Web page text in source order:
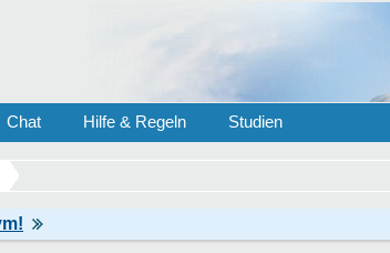
Chat Hilfe & Regeln Studien